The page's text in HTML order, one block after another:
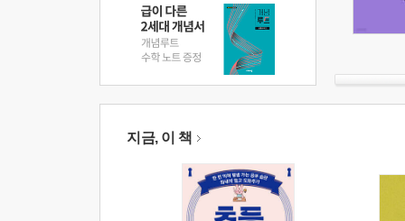
지금, 이 책